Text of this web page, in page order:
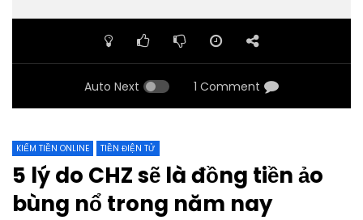
Auto Next 1 Comment
KIẾM TIỀN ONLINE TIỀN ĐIỆN TỬ
5 lý do CHZ sẽ là đồng tiền ảo
bùng nổ trong năm nay